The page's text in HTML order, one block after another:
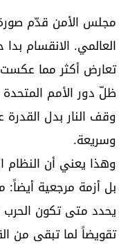
مجلس الأمن قدّم
العالمي. الانقسام
تعارض أكثر مما عكست
ظلّ دور الأمم
وقف النار بدل
وسريعة.
وهذا يعني أن
بل أزمة مرجعية
يحدد متى تكون
تقويضاً لما تبقى من